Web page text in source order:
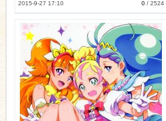
0/ 2524
2015-9-27 17:10